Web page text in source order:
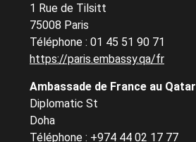
1 Rue de Tilsitt
75008 Paris
Téléphone : 01 45 51 90 71
https://paris.embassy.qa/fr
Ambassade de France au Qatar
Diplomatic St
Doha
Téléphone : +974 44 02 17 77